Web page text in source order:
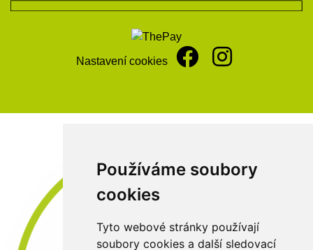
Používáme soubory
cookies
Tyto webové stránky používají
soubory cookies a další sledovací
Nastavení cookies